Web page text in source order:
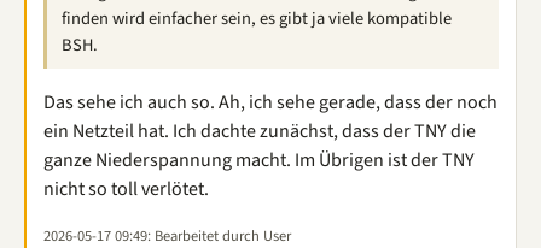
finden wird einfacher sein, es gibt ja viele kompatible
BSH.
Das sehe ich auch so. Ah, ich sehe gerade, dass der noch
ein Netzteil hat. Ich dachte zunächst, dass der TNY die
ganze Niederspannung macht. Im Übrigen ist der TNY
nicht so toll verlötet.
2026-05-17 09:49: Bearbeitet durch User